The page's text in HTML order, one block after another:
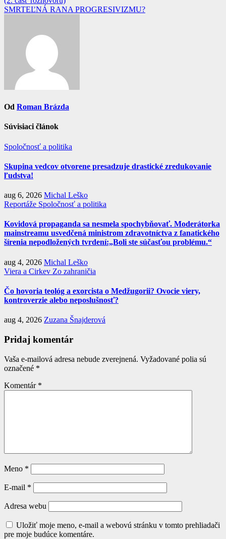
SMRTEĽNÁ RANA PROGRESIVIZMU?
Od Roman Brázda
Súvisiaci článok
Spoločnosť a politika
Skupina vedcov otvorene presadzuje drastické zredukovanie
ľudstva!
aug 6, 2026 Michal Leško
Reportáže Spoločnosť a politika
Kovidová propaganda sa nesmela spochybňovať. Moderátorka
mainstreamu usvedčená ministrom zdravotníctva z fanatického
šírenia nepodložených tvrdení:„Boli ste súčasťou problému.“
aug 4, 2026 Michal Leško
Viera a Cirkev Zo zahraničia
Čo hovoria teológ a exorcista o Medžugorii? Ovocie viery,
kontroverzie alebo neposlušnosť?
aug 4, 2026 Zuzana Šnajderová
Pridaj komentár
Vaša e-mailová adresa nebude zverejnená. Vyžadované polia sú
označené *
Komentár *
Meno *
E-mail *
Adresa webu
Uložiť moje meno, e-mail a webovú stránku v tomto prehliadači
pre moje budúce komentáre.